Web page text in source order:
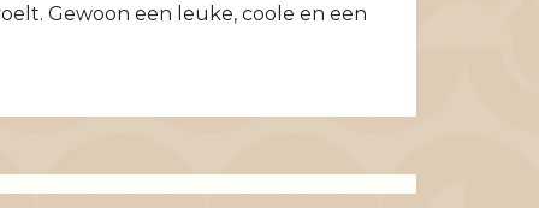
Gewoon een leuke, coole en een